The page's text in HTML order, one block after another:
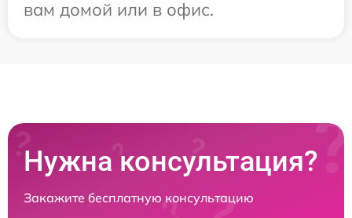
вам домой или в офис.
Нужна консультация?
Закажите бесплатную консультацию